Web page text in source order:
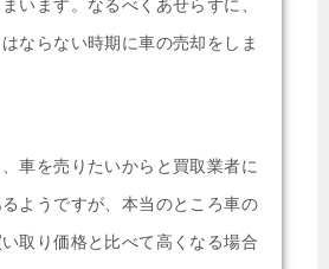
います。なるべくあせらずに、
ならない時期に車の売却をしま
車を売りたいからと買取業者に
ようですが、本当のところ車の
取り価格と比べて高くなる場合